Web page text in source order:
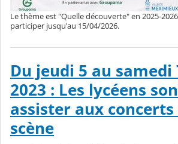
Le thème est "Quelle découverte" en 2025-
participer jusqu'au 15/04/2026.
Du jeudi 5 au samedi
2023 : Les lycéens
assister aux concerts
scène